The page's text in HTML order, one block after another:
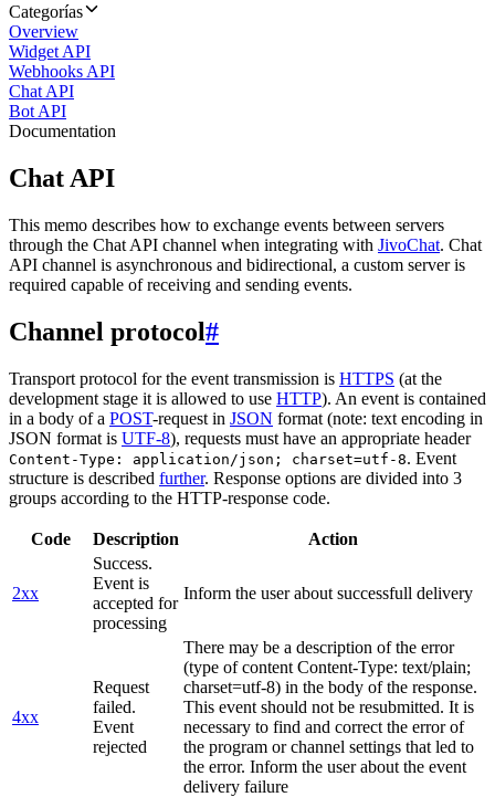
Categorías
Overview
Widget API
Webhooks API
Chat API
Bot API
Documentation
Chat API
This memo describes how to exchange events between servers
through the Chat API channel when integrating with JivoChat. Chat
API channel is asynchronous and bidirectional, a custom server is
required capable of receiving and sending events.
Channel protocol#
Transport protocol for the event transmission is HTTPS (at the
development stage it is allowed to use HTTP). An event is contained
in a body of a POST-request in JSON format (note: text encoding in
JSON format is UTF-8), requests must have an appropriate header
Content-Type: application/json; charset=utf-8. Event
structure is described further. Response options are divided into 3
groups according to the HTTP-response code.
Code Description Action
2xx
Success.
Event is
accepted for
processing
Inform the user about successfull delivery
4xx
Request
failed.
Event
rejected
There may be a description of the error
(type of content Content-Type: text/plain;
charset=utf-8) in the body of the response.
This event should not be resubmitted. It is
necessary to find and correct the error of
the program or channel settings that led to
the error. Inform the user about the event
delivery failure